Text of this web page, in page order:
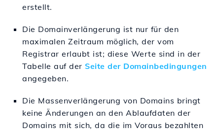
erstellt.
Die Domainverlängerung ist nur für den
maximalen Zeitraum möglich, der vom
Registrar erlaubt ist; diese Werte sind in der
Tabelle auf der Seite der Domainbedingungen
angegeben.
Die Massenverlängerung von Domains bringt
keine Änderungen an den Ablaufdaten der
Domains mit sich, da die im Voraus bezahlten